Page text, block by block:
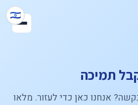
🇮🇱
תמיכה
אנחנו כאן כדי לעזור. מלאו